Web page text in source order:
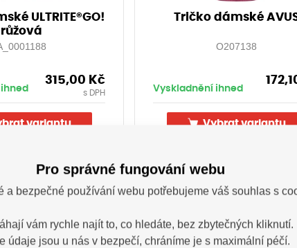
ULTRITE®GO!
růžová
315,00 Kč
s DPH
variantu
Tričko dámské
O207138
Vyskladnění ihned
Vybrat variantu
Pro správné fungování webu
a bezpečné používání webu potřebujeme váš souhlas s
vám rychle najít to, co hledáte, bez zbytečných kliknutí.
údaje jsou u nás v bezpečí, chráníme je s maximální péčí.